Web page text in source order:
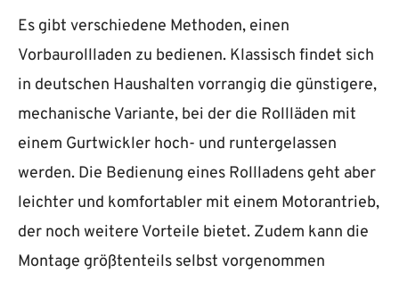
Es gibt verschiedene Methoden, einen
Vorbaurollladen zu bedienen. Klassisch findet sich
in deutschen Haushalten vorrangig die günstigere,
mechanische Variante, bei der die Rollläden mit
einem Gurtwickler hoch- und runtergelassen
werden. Die Bedienung eines Rollladens geht aber
leichter und komfortabler mit einem Motorantrieb,
der noch weitere Vorteile bietet. Zudem kann die
Montage größtenteils selbst vorgenommen